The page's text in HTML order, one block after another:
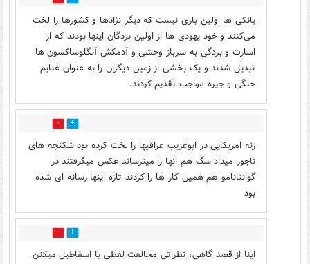
یانکی ها اولین باری نیست که دیگر نژادها و کشورها را لخت
می‌کنند و خود یهودی ها از اولین بردگان اینها بودند که از
اسارت و بردگی به سرباز وحشی و آدمکش آنگلوساکسون ها
تبدیل شدند و یک بخشی از زمین دیگران را به عنوان غنایم
جنگی و جیره مواجب تقدیم کردند.
2
زنه امریکایی در ابوغریب عراقیها را لخت کرده بود شکنجه های
ناجور میداد سگ هم انها را میترساند عکس میگرفتند در
گوانتانامو هم همین کار ها را کردند تازه اینها رسانه ای شده
بود
0
اینا از قصد گاهی، نظراتی مخالفت لفظی با اسقاطیل میکنن